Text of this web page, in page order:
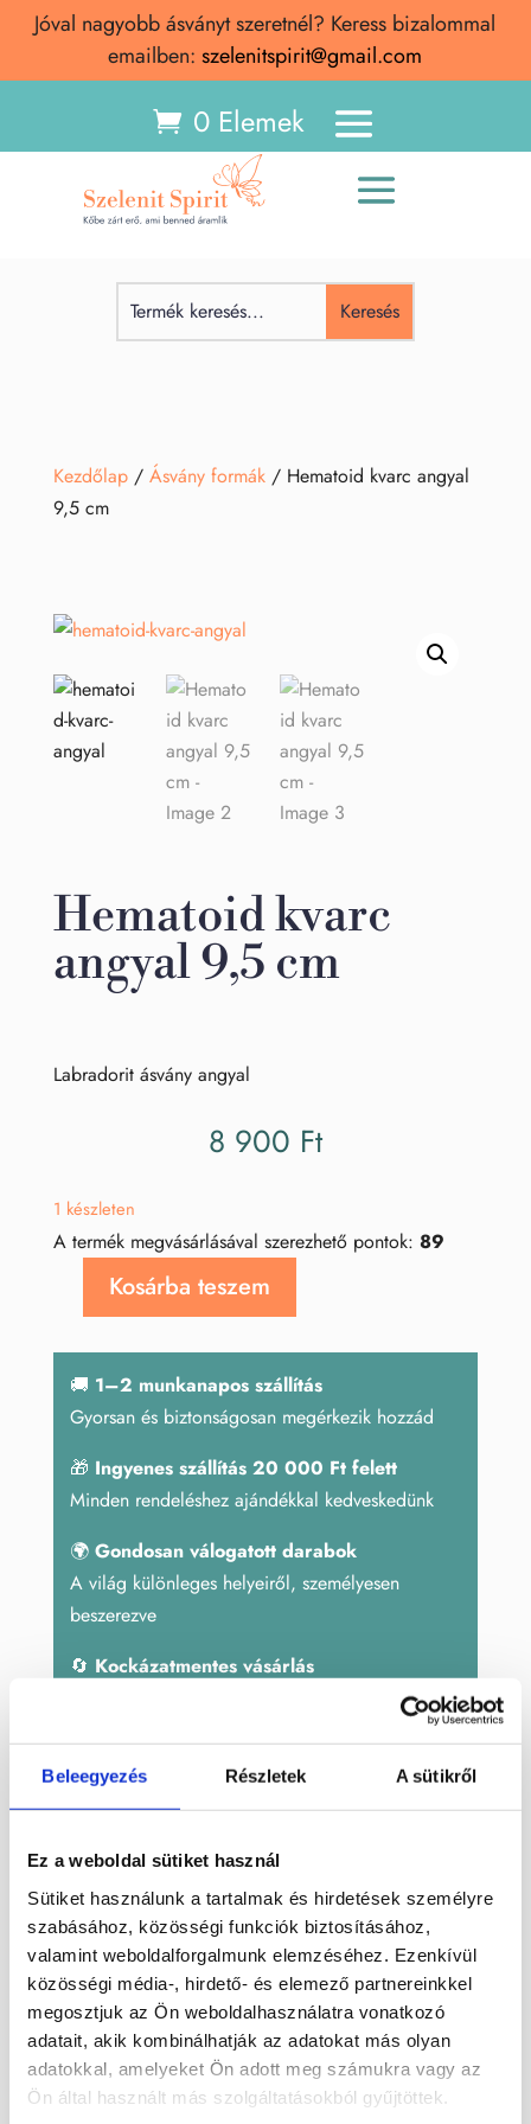
Beleegyezés Részletek A sütikről
Ez a weboldal sütiket használ
Sütiket használunk a tartalmak és hirdetések személyre
szabásához, közösségi funkciók biztosításához,
valamint weboldalforgalmunk elemzéséhez. Ezenkívül
közösségi média-, hirdető- és elemező partnereinkkel
megosztjuk az Ön weboldalhasználatra vonatkozó
adatait, akik kombinálhatják az adatokat más olyan
adatokkal, amelyeket Ön adott meg számukra vagy az
Ön által használt más szolgáltatásokból gyűjtöttek.
Jóval nagyobb ásványt szeretnél? Keress bizalommal
emailben: szelenitspirit@gmail.com
0 Elemek
Kezdőlap/ Ásvány formák/ Hematoid kvarc angyal
9,5 cm
Hematoid kvarc
angyal 9,5 cm
Labradorit ásvány angyal
8 900 Ft
1 készleten
A termék megvásárlásával szerezhető pontok: 89
Hematoid
9,5
cm
mennyiség
Kosárba teszem
🚚 1–2 munkanapos szállítás
Gyorsan és biztonságosan megérkezik hozzád
🎁 Ingyenes szállítás 20 000 Ft felett
Minden rendeléshez ajándékkal kedveskedünk
🌍 Gondosan válogatott darabok
A világ különleges helyeiről, személyesen
beszerezve
🔄 Kockázatmentes vásárlás
Ha nem érzed a tiédnek, visszaküldheted és
Ásvány formák,Dekoráció,Dísztárgyak
Leírás
Vörös hematoid kvarc ásványból faragott
angyal.